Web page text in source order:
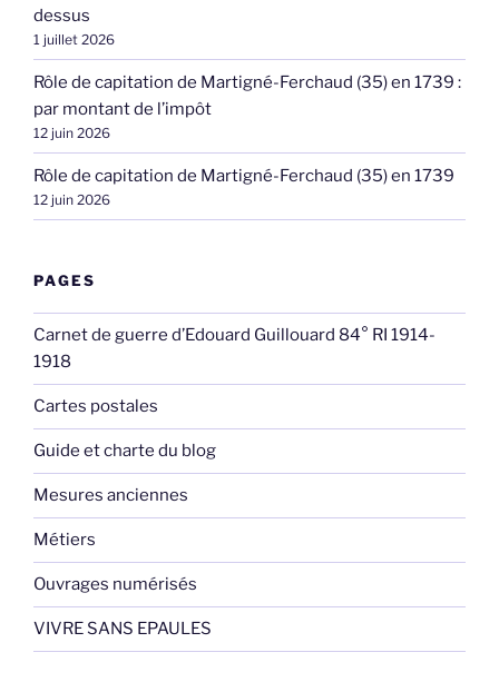
dessus
1 juillet 2026
Rôle de capitation de Martigné-Ferchaud (35) en 1739 :
par montant de l’impôt
12 juin 2026
Rôle de capitation de Martigné-Ferchaud (35) en 1739
12 juin 2026
PAGES
Carnet de guerre d’Edouard Guillouard 84° RI 1914-
1918
Cartes postales
Guide et charte du blog
Mesures anciennes
Métiers
Ouvrages numérisés
VIVRE SANS EPAULES